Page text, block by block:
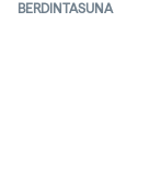
BERDINTASUNA